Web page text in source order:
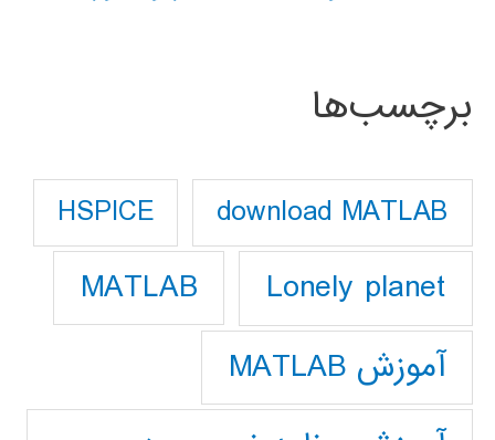
برچسب‌ها
download MATLAB
HSPICE
Lonely planet
MATLAB
آموزش MATLAB